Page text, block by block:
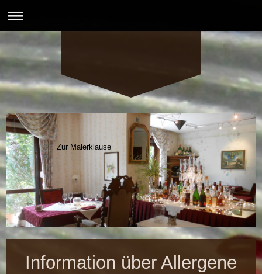
Zur Malerklause
Information über Allergene